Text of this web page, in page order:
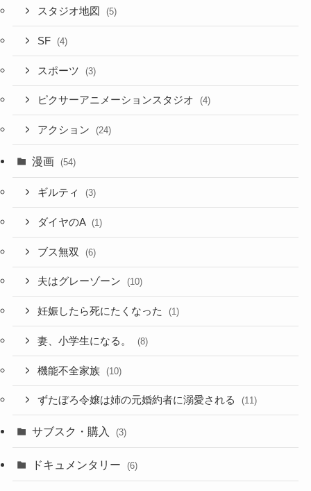
スタジオ地図 (5)
SF (4)
スポーツ (3)
ピクサーアニメーションスタジオ (4)
アクション (24)
漫画 (54)
ギルティ (3)
ダイヤのA (1)
ブス無双 (6)
夫はグレーゾーン (10)
妊娠したら死にたくなった (1)
妻、小学生になる。 (8)
機能不全家族 (10)
ずたぼろ令嬢は姉の元婚約者に溺愛される (11)
サブスク・購入 (3)
ドキュメンタリー (6)